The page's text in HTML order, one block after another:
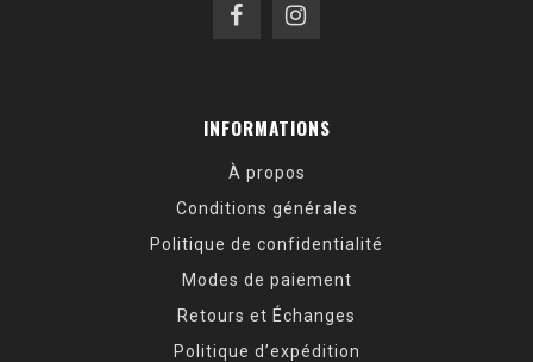
INFORMATIONS
À propos
Conditions générales
Politique de confidentialité
Modes de paiement
Retours et Échanges
Politique d’expédition